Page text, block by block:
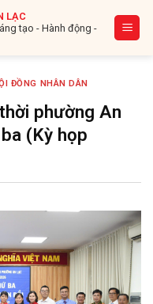
LẠC
tạo - Hành động -
ĐỒNG NHÂN DÂN
(Kỳ họp